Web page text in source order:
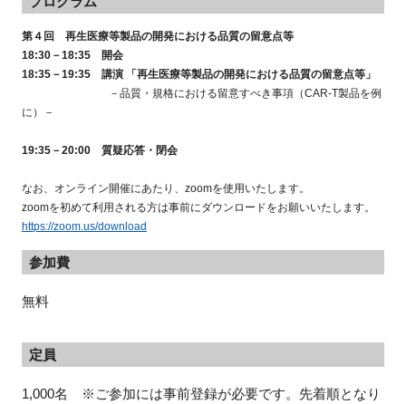
第４回 再生医療等製品の開発における品質の留意点等
18:30－18:35 開会
18:35－19:35 講演 「再生医療等製品の開発における品質の留意点等」
－品質・規格における留意すべき事項（CAR-T製品を例
に）－
19:35－20:00 質疑応答・閉会
なお、オンライン開催にあたり、zoomを使用いたします。
zoomを初めて利用される方は事前にダウンロードをお願いいたします。
https://zoom.us/download
参加費
無料
定員
1,000名 ※ご参加には事前登録が必要です。先着順となり